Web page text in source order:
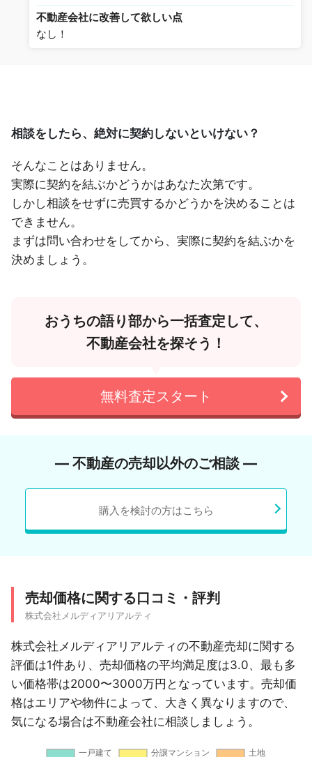
不動産会社に改善して欲しい点
なし！
相談をしたら、絶対に契約しないといけない？
そんなことはありません。
実際に契約を結ぶかどうかはあなた次第です。
しかし相談をせずに売買するかどうかを決めることは
できません。
まずは問い合わせをしてから、実際に契約を結ぶかを
決めましょう。
おうちの語り部から一括査定して、
不動産会社を探そう！
無料査定スタート
― 不動産の売却以外のご相談 ―
購入を検討の方はこちら
売却価格に関する口コミ・評判
株式会社メルディアリアルティ
株式会社メルディアリアルティの不動産売却に関する
評価は1件あり、売却価格の平均満足度は3.0、最も多
い価格帯は2000〜3000万円となっています。売却価
格はエリアや物件によって、大きく異なりますので、
気になる場合は不動産会社に相談しましょう。